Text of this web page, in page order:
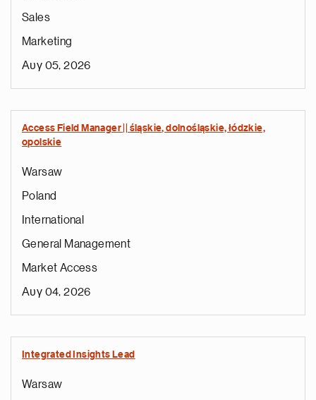
Sales
Marketing
Αυγ 05, 2026
Access Field Manager || śląskie, dolnośląskie, łódzkie,
opolskie
Warsaw
Poland
International
General Management
Market Access
Αυγ 04, 2026
Integrated Insights Lead
Warsaw